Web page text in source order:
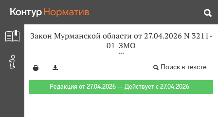
Закон Мурманской области от 27.04.2026 N 3211-
01-ЗМО
Поиск в тексте
Редакция от 27.04.2026 — Действует с 27.04.2026